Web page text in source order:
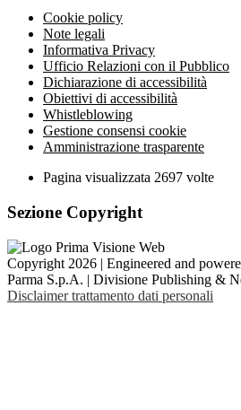
Cookie policy
Note legali
Informativa Privacy
Ufficio Relazioni con il Pubblico
Dichiarazione di accessibilità
Obiettivi di accessibilità
Whistleblowing
Gestione consensi cookie
Amministrazione trasparente
Pagina visualizzata 2697 volte
Sezione Copyright
Copyright 2026 | Engineered and
Parma S.p.A. | Divisione Publishing &
Disclaimer trattamento dati personali